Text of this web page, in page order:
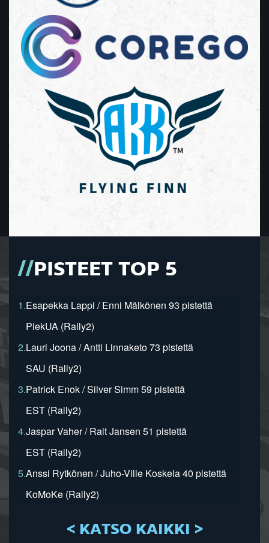
PISTEET TOP 5
1.Esapekka Lappi / Enni Mälkönen 93 pistettä
PiekUA (Rally2)
2.Lauri Joona / Antti Linnaketo 73 pistettä
SAU (Rally2)
3.Patrick Enok / Silver Simm 59 pistettä
EST (Rally2)
4.Jaspar Vaher / Rait Jansen 51 pistettä
EST (Rally2)
5.Anssi Rytkönen / Juho-Ville Koskela 40 pistettä
KoMoKe (Rally2)
< KATSO KAIKKI >